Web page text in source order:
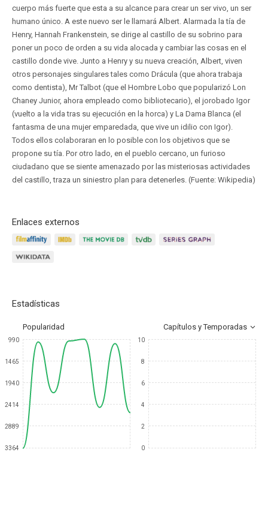
cuerpo más fuerte que esta a su alcance para crear un ser vivo, un ser
humano único. A este nuevo ser le llamará Albert. Alarmada la tía de
Henry, Hannah Frankenstein, se dirige al castillo de su sobrino para
poner un poco de orden a su vida alocada y cambiar las cosas en el
castillo donde vive. Junto a Henry y su nueva creación, Albert, viven
otros personajes singulares tales como Drácula (que ahora trabaja
como dentista), Mr Talbot (que el Hombre Lobo que popularizó Lon
Chaney Junior, ahora empleado como bibliotecario), el jorobado Igor
(vuelto a la vida tras su ejecución en la horca) y La Dama Blanca (el
fantasma de una mujer emparedada, que vive un idilio con Igor).
Todos ellos colaboraran en lo posible con los objetivos que se
propone su tía. Por otro lado, en el pueblo cercano, un furioso
ciudadano que se siente amenazado por las misteriosas actividades
del castillo, traza un siniestro plan para detenerles. (Fuente: Wikipedia)
Enlaces externos
Estadísticas
Popularidad Capítulos y Temporadas
990
1465
1940
2414
2889
3364
10
8
6
4
2
0